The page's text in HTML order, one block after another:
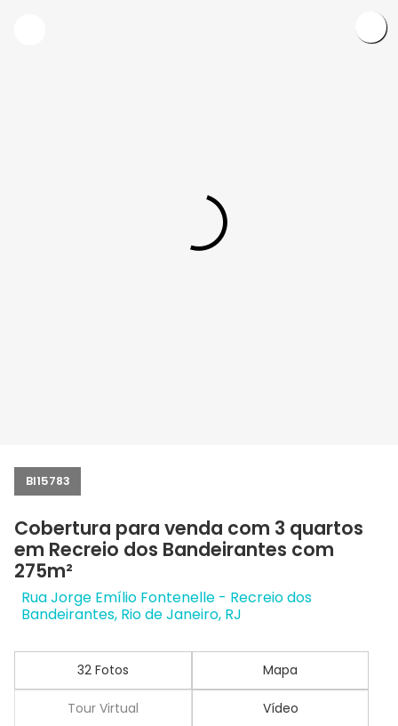
BI15783
Cobertura para venda com 3 quartos
em Recreio dos Bandeirantes com
275m²
Rua Jorge Emílio Fontenelle - Recreio dos
Bandeirantes, Rio de Janeiro, RJ
32 Fotos Mapa
Tour Virtual Vídeo